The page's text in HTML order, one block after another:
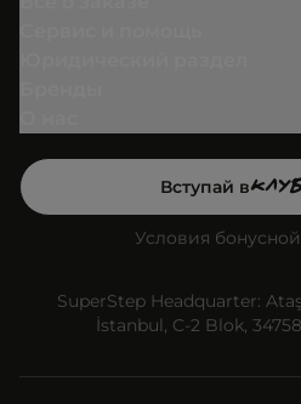
Вступай в
Условия
SuperStep Headquarter:
İstanbul, C-2 Blok,